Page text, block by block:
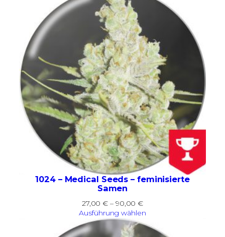
1024 – Medical Seeds – feminisierte
Samen
27,00€ – 90,00€Preisspanne:
27,00 €
bis
90,00 €
Ausführung wählen